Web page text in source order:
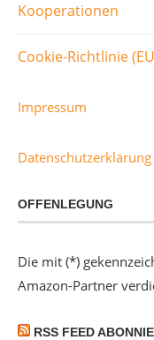
Kooperationen
Cookie-Richtlinie
Impressum
Datenschutzerklärung
OFFENLEGUNG
Die mit (*)
Amazon-Partner
RSS FEED